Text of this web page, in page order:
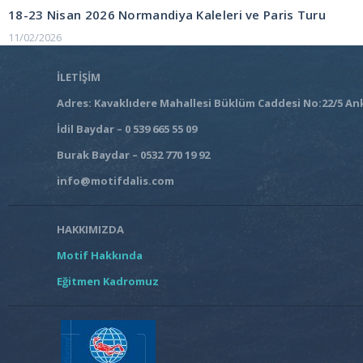
gezinmesi
18-23 Nisan 2026 Normandiya Kaleleri ve Paris Turu
11/02/2026
İLETİŞİM
Adres: Kavaklıdere Mahallesi Büklüm Caddesi No:22/5
İdil Baydar – 0 539 665 55 09
Burak Baydar – 0532 770 19 92
info@motifdalis.com
HAKKIMIZDA
Motif Hakkında
Eğitmen Kadromuz